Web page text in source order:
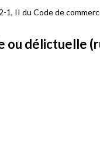
1, II du Code de
ou délictuelle